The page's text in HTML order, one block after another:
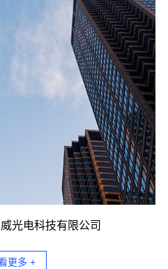
光电科技有限公司
更多 +